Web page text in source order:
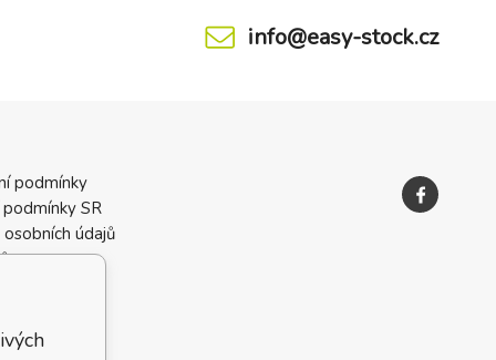
info@easy-stock.cz
podmínky
SR
osobních údajů